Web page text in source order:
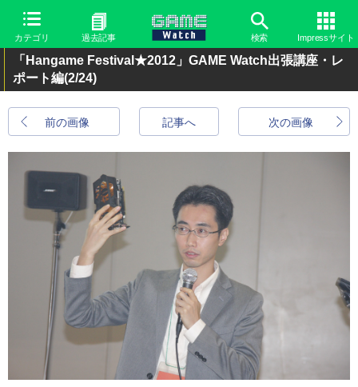
カテゴリ 過去記事 検索 Impressサイト
「Hangame Festival★2012」GAME Watch出張講座・レ
ポート編(2/24)
前の画像 次の画像
記事へ